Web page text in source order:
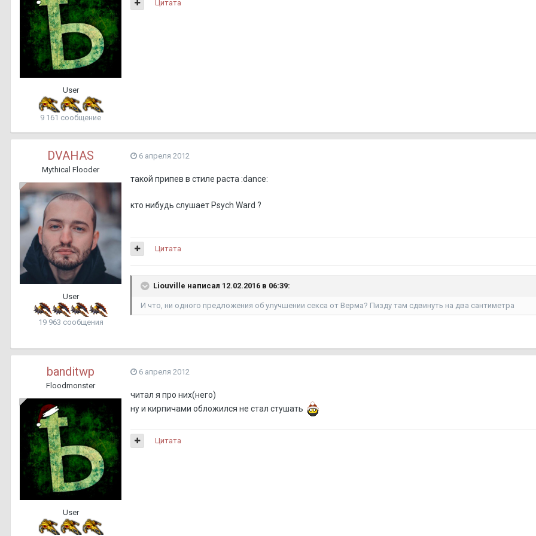
User
9 161 сообщение
Цитата
DVAHAS
Mythical Flooder
User
19 963 сообщения
6 апреля 2012
такой припев в стиле раста :dance:
кто нибудь слушает Psych Ward ?
Цитата
Liouville написал 12.02.2016 в 06:39:
И что, ни одного предложения об улучшении секса от Верма? Пизду там сдвинуть на два сантиметра
banditwp
Floodmonster
User
6 апреля 2012
читал я про них(него)
ну и кирпичами обложился не стал стушать
Цитата